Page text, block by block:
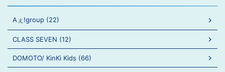
Aぇ!group (22)
CLASS SEVEN (12)
DOMOTO/ KinKi Kids (66)